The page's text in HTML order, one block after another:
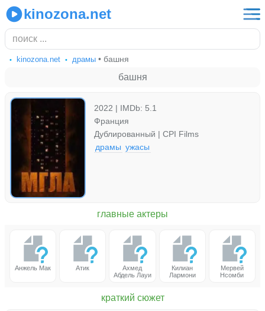
kinozona.net
kinozona.net драмы • башня
башня
2022 | IMDb: 5.1
Франция
Дублированный | CPI Films
драмы ужасы
главные актеры
Анжель Мак Атик
Ахмед
Абдель Лауи
Килиан
Лармони
Мервей
Нсомби
краткий сюжет